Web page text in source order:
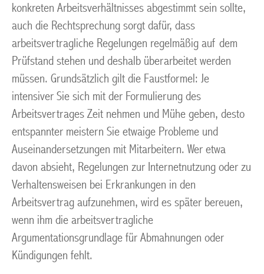
konkreten Arbeitsverhältnisses abgestimmt sein sollte,
auch die Rechtsprechung sorgt dafür, dass
arbeitsvertragliche Regelungen regelmäßig auf dem
Prüfstand stehen und deshalb überarbeitet werden
müssen. Grundsätzlich gilt die Faustformel: Je
intensiver Sie sich mit der Formulierung des
Arbeitsvertrages Zeit nehmen und Mühe geben, desto
entspannter meistern Sie etwaige Probleme und
Auseinandersetzungen mit Mitarbeitern. Wer etwa
davon absieht, Regelungen zur Internetnutzung oder zu
Verhaltensweisen bei Erkrankungen in den
Arbeitsvertrag aufzunehmen, wird es später bereuen,
wenn ihm die arbeitsvertragliche
Argumentationsgrundlage für Abmahnungen oder
Kündigungen fehlt.